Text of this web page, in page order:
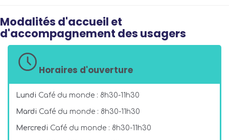
Modalités d'accueil et
d'accompagnement des usagers
Horaires d'ouverture
Lundi Café du monde : 8h30-11h30
Mardi Café du monde : 8h30-11h30
Mercredi Café du monde : 8h30-11h30